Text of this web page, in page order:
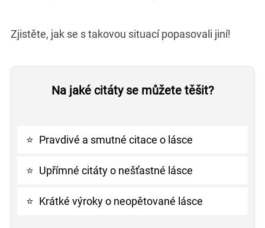
Zjistěte, jak se s takovou situací popasovali jiní!
Na jaké citáty se můžete těšit?
⭐ Pravdivé a smutné citace o lásce
⭐ Upřímné citáty o nešťastné lásce
⭐ Krátké výroky o neopětované lásce